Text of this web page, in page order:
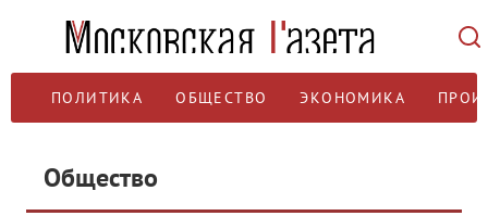
ПОЛИТИКА ОБЩЕСТВО ЭКОНОМИКА
Общество